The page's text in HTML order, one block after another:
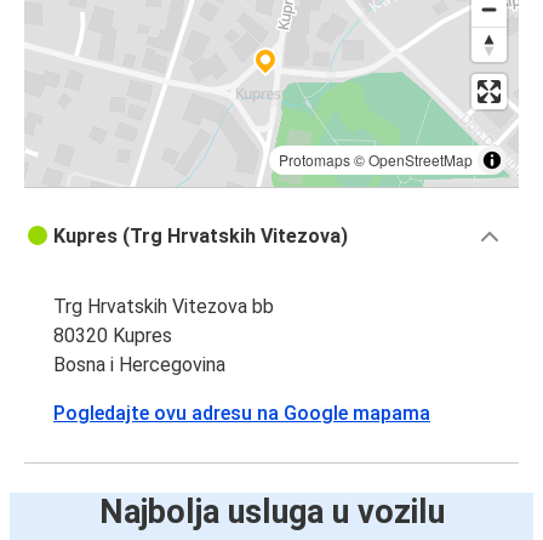
Protomaps©OpenStreetMap
Kupres (Trg Hrvatskih Vitezova)
Trg Hrvatskih Vitezova bb
80320 Kupres
Bosna i Hercegovina
Pogledajte ovu adresu na Google mapama
Najbolja usluga u vozilu